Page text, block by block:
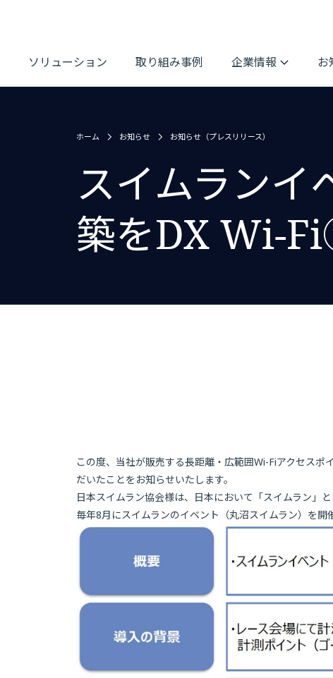
ソリューション 取り組み事例 企業情報 お
ホーム お知らせ お知らせ（プレスリリース）
スイムランイ
築をDX Wi-
この度、当社が販売する長距離・広範囲Wi-Fiアクセスポ
だいたことをお知らせいたします。
日本スイムラン協会様は、日本において「スイムラン」
毎年8月にスイムランのイベント（丸沼スイムラン）を